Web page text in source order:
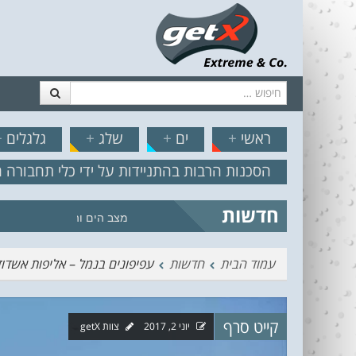
חיפוש
// תפריט
דלג לתוכן
ראשי + ים + שלג + גלגלים
הסכנות הרבות בהתניידות על ידי כלי
חדשות מצב הים והרוח – תחזית גלים
עמוד הבית חדשות עפיפונים בנמל – אליפות
קייט סרף יוני 2, 2017 צוות getX